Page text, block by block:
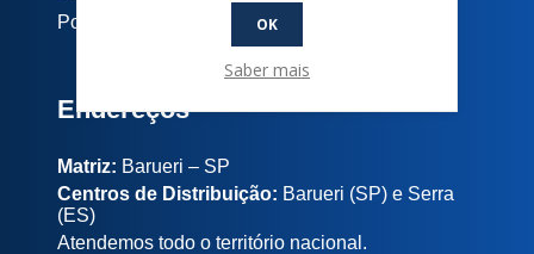
Política de Privacidade
Endereços
Matriz: Barueri – SP
Centros de Distribuição: Barueri (SP) e Serra
(ES)
Atendemos todo o território nacional.
OK
Saber mais